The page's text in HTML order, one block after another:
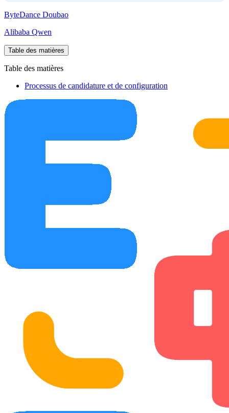
ByteDance Doubao
Alibaba Qwen
Table des matières
Table des matières
Processus de candidature et de configuration